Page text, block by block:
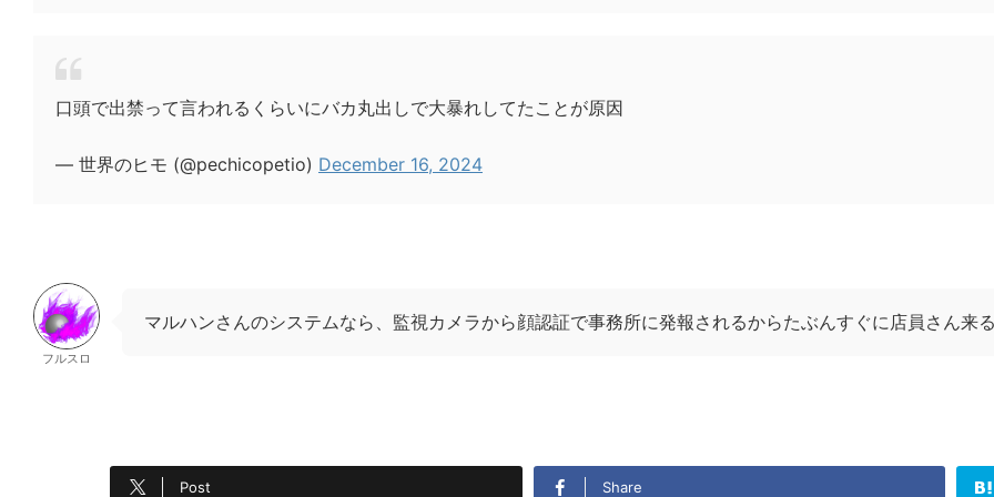
口頭で出禁って言われるくらいにバカ丸出しで大暴れしてたことが原因
— 世界のヒモ (@pechicopetio) December 16, 2024
フルスロ
マルハンさんのシステムなら、監視カメラから顔認証で事務所に発報されるからたぶんすぐに店員さん来る
Post Share